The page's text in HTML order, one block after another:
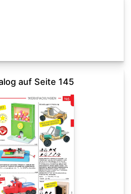
auf Seite 145